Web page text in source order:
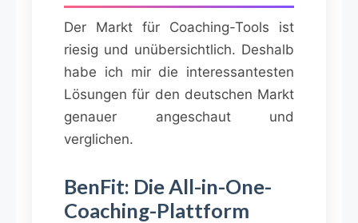
Der Markt für Coaching-Tools ist
riesig und unübersichtlich. Deshalb
habe ich mir die interessantesten
Lösungen für den deutschen Markt
genauer angeschaut und
verglichen.
BenFit: Die All-in-One-
Coaching-Plattform